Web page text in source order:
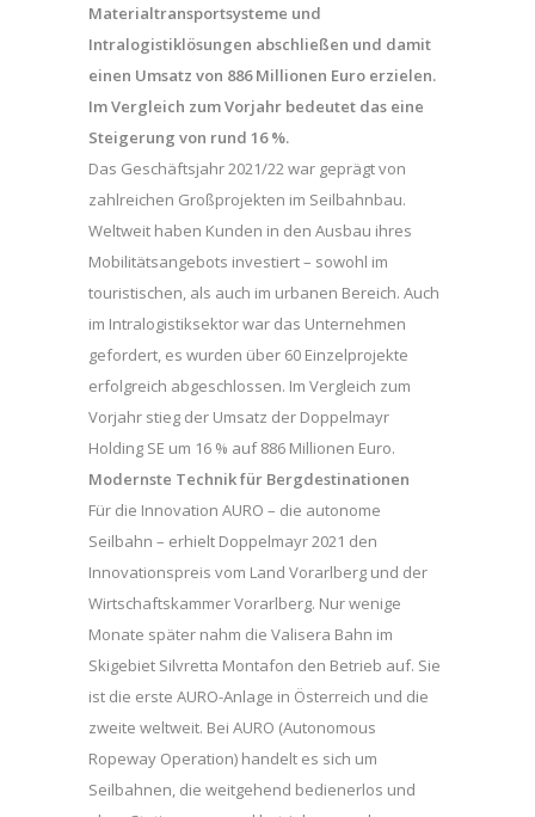
Materialtransportsysteme und
Intralogistiklösungen abschließen und damit
einen Umsatz von 886 Millionen Euro erzielen.
Im Vergleich zum Vorjahr bedeutet das eine
Steigerung von rund 16 %.
Das Geschäftsjahr 2021/22 war geprägt von
zahlreichen Großprojekten im Seilbahnbau.
Weltweit haben Kunden in den Ausbau ihres
Mobilitätsangebots investiert – sowohl im
touristischen, als auch im urbanen Bereich. Auch
im Intralogistiksektor war das Unternehmen
gefordert, es wurden über 60 Einzelprojekte
erfolgreich abgeschlossen. Im Vergleich zum
Vorjahr stieg der Umsatz der Doppelmayr
Holding SE um 16 % auf 886 Millionen Euro.
Modernste Technik für Bergdestinationen
Für die Innovation AURO – die autonome
Seilbahn – erhielt Doppelmayr 2021 den
Innovationspreis vom Land Vorarlberg und der
Wirtschaftskammer Vorarlberg. Nur wenige
Monate später nahm die Valisera Bahn im
Skigebiet Silvretta Montafon den Betrieb auf. Sie
ist die erste AURO-Anlage in Österreich und die
zweite weltweit. Bei AURO (Autonomous
Ropeway Operation) handelt es sich um
Seilbahnen, die weitgehend bedienerlos und